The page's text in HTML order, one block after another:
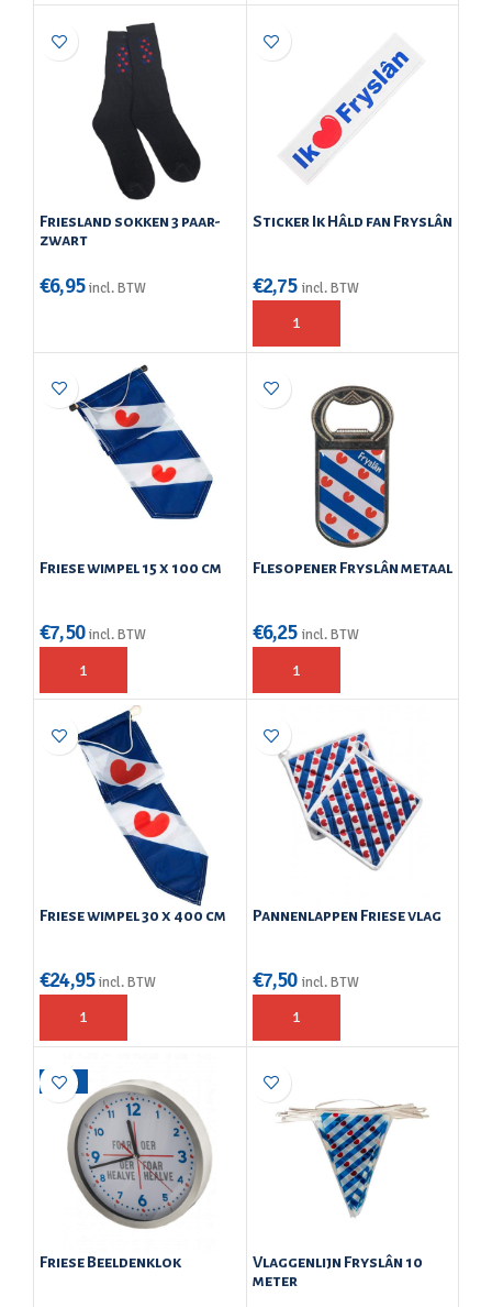
Friesland sokken 3 paar-
zwart
€6,95 incl. BTW
Sticker Ik Hâld fan Fryslân
€2,75 incl. BTW
Friese wimpel 15 x 100 cm
€7,50 incl. BTW
Flesopener Fryslân metaal
€6,25 incl. BTW
Friese wimpel 30 x 400 cm
€24,95 incl. BTW
Pannenlappen Friese vlag
€7,50 incl. BTW
-56%
Friese Beeldenklok
Vlaggenlijn Fryslân 10
meter